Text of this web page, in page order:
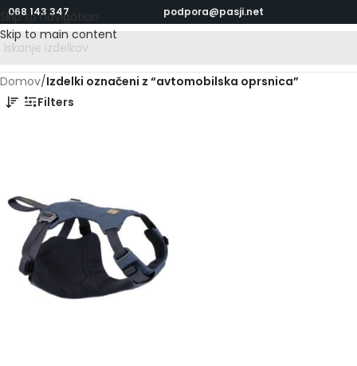
Skip to navigation
Skip to main content
068 143 347 podpora@pasji.net
Domov/Izdelki označeni z “avtomobilska oprsnica”
Filters